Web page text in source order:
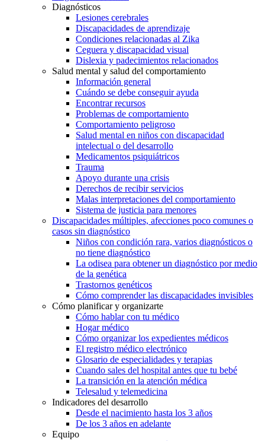
Diagnósticos
Lesiones cerebrales
Discapacidades de aprendizaje
Condiciones relacionadas al Zika
Ceguera y discapacidad visual
Dislexia y padecimientos relacionados
Salud mental y salud del comportamiento
Información general
Cuándo se debe conseguir ayuda
Encontrar recursos
Problemas de comportamiento
Comportamiento peligroso
Salud mental en niños con discapacidad
intelectual o del desarrollo
Medicamentos psiquiátricos
Trauma
Apoyo durante una crisis
Derechos de recibir servicios
Malas interpretaciones del comportamiento
Sistema de justicia para menores
Discapacidades múltiples, afecciones poco comunes o
casos sin diagnóstico
Niños con condición rara, varios diagnósticos o
no tiene diagnóstico
La odisea para obtener un diagnóstico por medio
de la genética
Trastornos genéticos
Cómo comprender las discapacidades invisibles
Cómo planificar y organizarte
Cómo hablar con tu médico
Hogar médico
Cómo organizar los expedientes médicos
El registro médico electrónico
Glosario de especialidades y terapias
Cuando sales del hospital antes que tu bebé
La transición en la atención médica
Telesalud y telemedicina
Indicadores del desarrollo
Desde el nacimiento hasta los 3 años
De los 3 años en adelante
Equipo